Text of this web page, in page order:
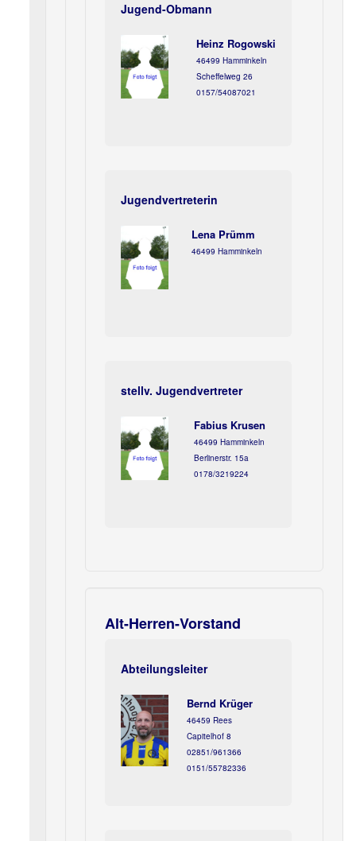
Jugend-Obmann
Heinz Rogowski
46499 Hamminkeln
Scheffelweg 26
0157/54087021
Jugendvertreterin
Lena Prümm
46499 Hamminkeln
stellv. Jugendvertreter
Fabius Krusen
46499 Hamminkeln
Berlinerstr. 15a
0178/3219224
Alt-Herren-Vorstand
Abteilungsleiter
Bernd Krüger
46459 Rees
Capitelhof 8
02851/961366
0151/55782336